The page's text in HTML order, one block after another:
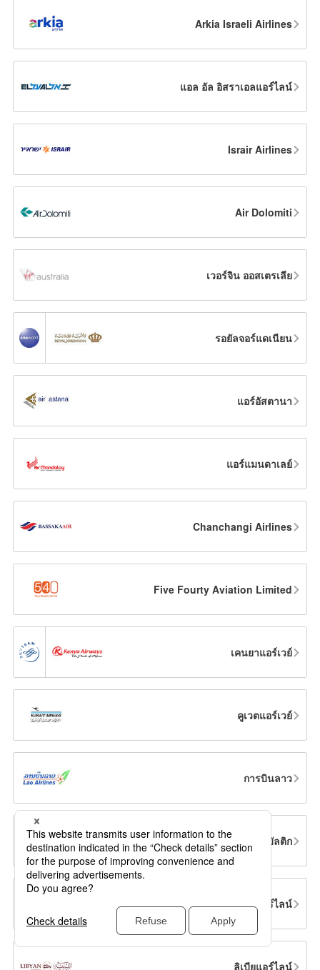
Arkia Israeli Airlines
แอล อัล อิสราเอลแอร์ไลน์
Israir Airlines
Air Dolomiti
เวอร์จิน ออสเตรเลีย
รอยัลจอร์แดเนียน
แอร์อัสตานา
แอร์แมนดาเลย์
Chanchangi Airlines
Five Fourty Aviation Limited
เคนยาแอร์เวย์
คูเวตแอร์เวย์
การบินลาว
แอร์บัลติก
มิดเดิลอีสต์แอร์ไลน์
ลิเบียแอร์ไลน์